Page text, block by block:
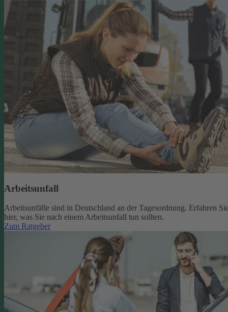
Arbeitsunfall
Arbeitsunfälle sind in Deutschland an der Tagesordnung. Erfahren
hier, was Sie nach einem Arbeitsunfall tun sollten.
Zum Ratgeber